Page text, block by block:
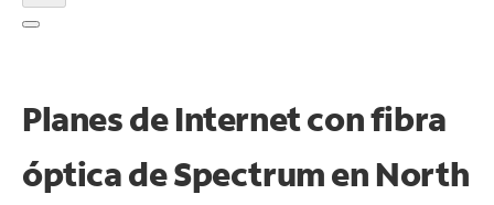
Planes de Internet con fibra
óptica de Spectrum en North